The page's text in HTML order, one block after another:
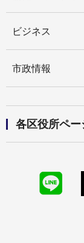
ビジネス
市政情報
各区役所ペー